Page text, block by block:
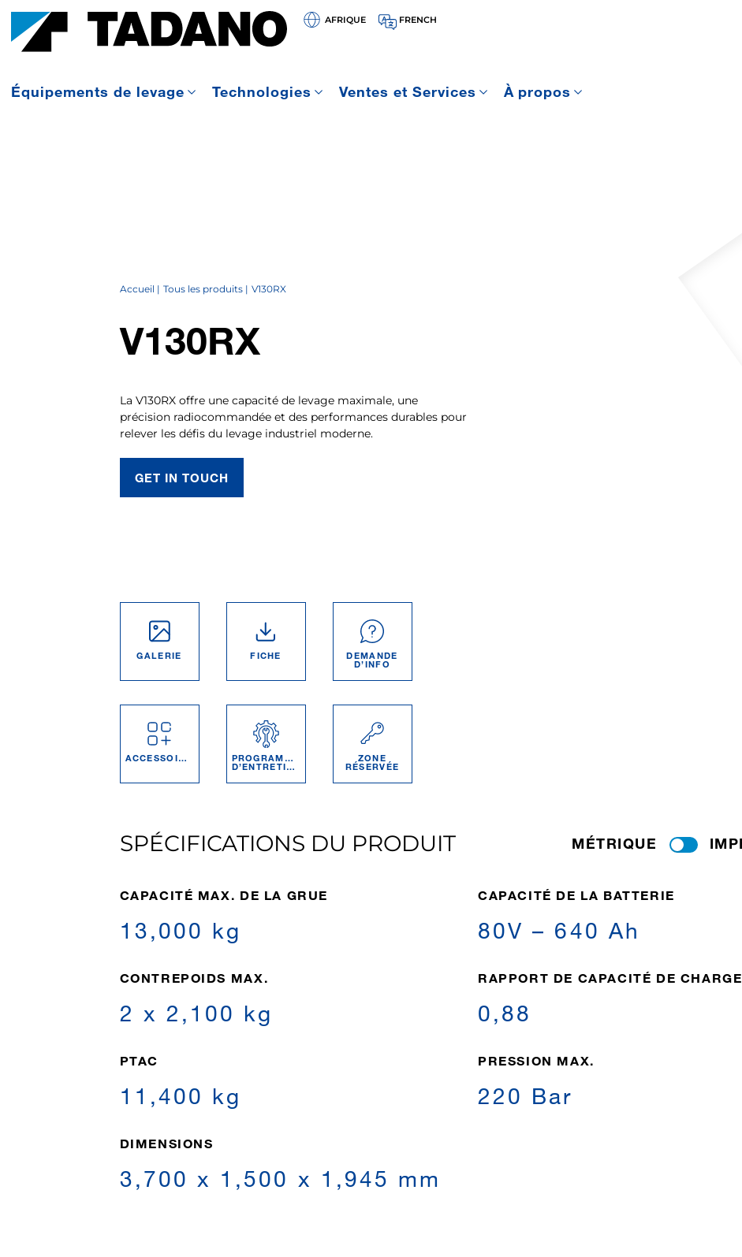
AFRIQUE FRENCH
Équipements de levage Technologies Ventes et Services À propos
Accueil Tous les produits V130RX
V130RX
La V130RX offre une capacité de levage maximale, une
précision radiocommandée et des performances durables pour
relever les défis du levage industriel moderne.
GET IN TOUCH
GALERIE FICHE DEMANDE
D’INFO
ACCESSOIRES PROGRAMMES
D’ENTRETIEN
ZONE
RÉSERVÉE
SPÉCIFICATIONS DU PRODUIT MÉTRIQUE
CAPACITÉ MAX. DE LA GRUE
13,000 kg
CONTREPOIDS MAX.
2 x 2,100 kg
PTAC
11,400 kg
DIMENSIONS
3,700 x 1,500 x 1,945 mm
CAPACITÉ DE LA BATTERIE
80V – 640 Ah
RAPPORT DE CAPACITÉ DE CHARGE
0,88
PRESSION MAX.
220 Bar